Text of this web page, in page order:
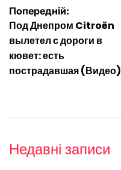
Навігація
записів
Попередній:
Под Днепром Citroën
вылетел с дороги в
кювет: есть
пострадавшая (Видео)
Недавні записи